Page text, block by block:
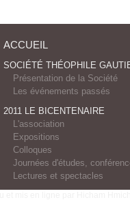
ACCUEIL
SOCIÉTÉ THÉOPHILE
Présentation de la Société
Les événements passés
2011 LE BICENTENAIRE
L'association
Expositions
Colloques
Journées d'études,
Lectures et spectacles